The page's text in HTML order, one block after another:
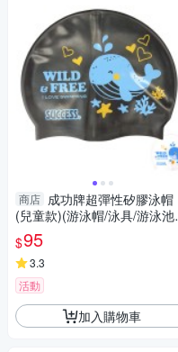
商店 成功牌超彈性矽膠泳帽
(兒童款)(游泳帽/泳具/游泳池/
戲水裝備/success/GetSport)
$95
3.3
活動
加入購物車